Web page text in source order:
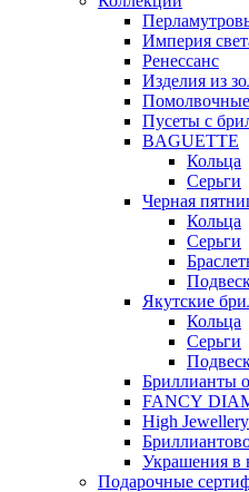
Империя
Ренессанс
Изделия из
Помолвочные
Пусеты с
BAGUETTE
Кольца
Серьги
Черная
Кольца
Серьги
Якутские
Кольца
Серьги
Бриллианты
FANCY
High Jewellery
Украшения в
Подарочные